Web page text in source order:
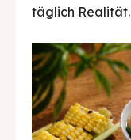
BAHASA / LANGUAGE
English
täglich Realität.